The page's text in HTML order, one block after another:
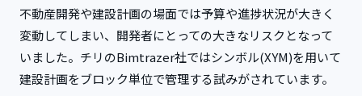
不動産開発や建設計画の場面では予算や進捗状況が大きく
変動してしまい、開発者にとっての大きなリスクとなって
いました。チリのBimtrazer社ではシンボル(XYM)を用いて
建設計画をブロック単位で管理する試みがされています。